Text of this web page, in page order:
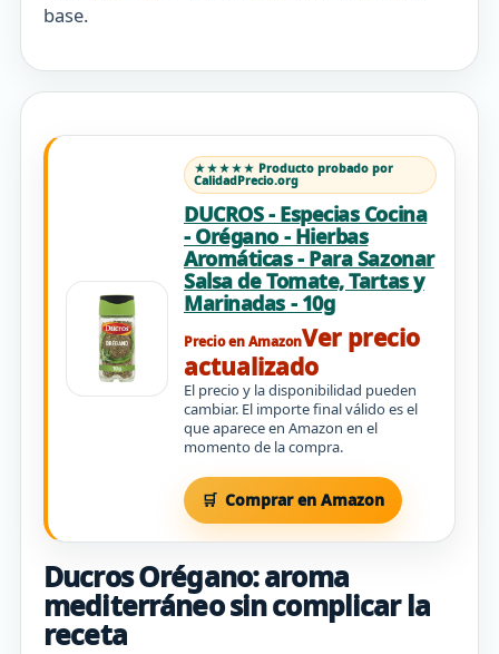
base.
★★★★★ Producto probado por
CalidadPrecio.org
DUCROS - Especias Cocina
- Orégano - Hierbas
Aromáticas - Para Sazonar
Salsa de Tomate, Tartas y
Marinadas - 10g
Precio en AmazonVer precio
actualizado
El precio y la disponibilidad pueden
cambiar. El importe final válido es el
que aparece en Amazon en el
momento de la compra.
Comprar en Amazon
Ducros Orégano: aroma
mediterráneo sin complicar la
receta